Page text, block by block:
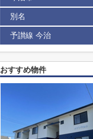
別名
予讃線 今治
おすすめ物件